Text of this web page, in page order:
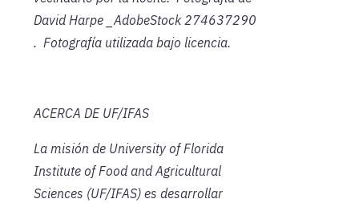
David Harpe _AdobeStock 274637290
. Fotografía utilizada bajo licencia.
ACERCA DE UF/IFAS
La misión de University of Florida
Institute of Food and Agricultural
Sciences (UF/IFAS) es desarrollar